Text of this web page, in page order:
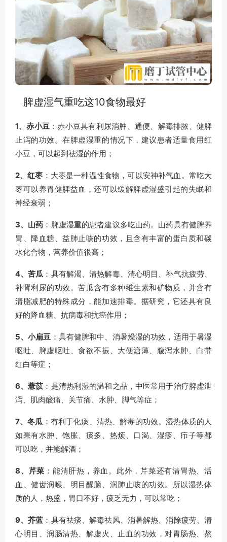
脾虚湿气重吃这10食物最好
1、赤小豆 ：赤小豆具有利尿消肿、通便、解毒排脓、健脾
止泻的功效。在脾虚湿重的情况下，建议患者适量食用红
小豆，可以起到祛湿的作用；
2、红枣 ：大枣是一种温性食物，可以安神补气血。常吃大
枣可以养胃健脾益血，还可以缓解脾虚湿盛引起的失眠和
神经衰弱；
3、山药 ：脾虚湿重的患者建议多吃山药。山药具有健脾养
胃、降血糖、益肺止咳的功效，且含有丰富的蛋白质和碳
水化合物，营养价值很高；
4、苦瓜 ：具有解渴、清热解毒、清心明目、补气抗疲劳、
补肾利尿的功效。苦瓜含有多种维生素和矿物质，并含有
清脂减肥的特殊成分，能加速排毒。据研究，它还具有良
好的降血糖、抗病毒和抗癌作用；
5、小扁豆 ：具有健脾和中、消暑燥湿的功效，适用于暑湿
呕吐、脾虚呕吐、食欲不振、大便溏薄、腹泻水肿、白带
红白等症；
6、薏苡 ：是清热利湿的温和之品，中医常用于治疗脾虚泄
泻、肌肉酸痛、关节痛、水肿、脚气等症；
7、冬瓜 ：有利于化痰、清热、解毒的功效。湿热体质的人
如果有水肿、饱胀、痰多、热烦、口渴、湿疹、疖子等都
可以吃，并能解酒；
8、芹菜 ：能清肝热，养血。此外，芹菜还有清胃热、活
血、健齿润喉、明目醒脑、润肺止咳的功效。所以湿热体
质的人，热盛，胃口不好，疲乏无力，可以常吃；
9、芥蓝 ：具有祛痰、解毒祛风、消暑解热、消除疲劳、清
心明目、润肠清热、解虚火、止血的功效，对胃肠热、熬